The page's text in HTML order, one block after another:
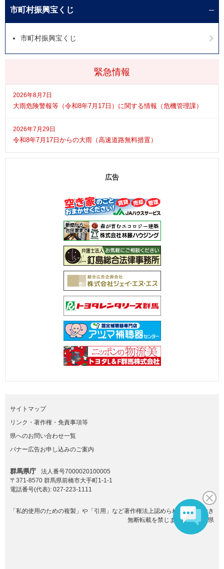
緊急情報
2026年8月7日
大雨危険警報等（令和8年7月17日）に関する情報（危機管理課）
2026年7月29日
令和8年7月17日からの大雨（高速道路無料措置）
市町村振興宝くじ
市町村振興宝くじ
広告
サイトマップ
リンク・著作権・免責事項等
県へのお問い合わせ一覧
バナー広告お申し込みのご案内
群馬県庁
法人番号7000020100005
〒371-8570 群馬県前橋市大手町1-1-1
電話番号(代表): 027-223-1111
「私的使用のための複製」や「引用」など著作権法上認められた場合を除き
無断転載を禁じます。(C)群馬県